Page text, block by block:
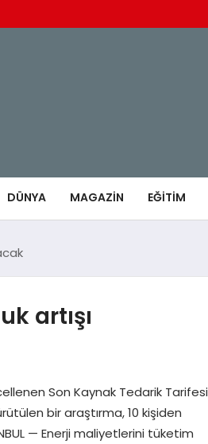
DÜNYA MAGAZIN EĞITIM
artışı
Son Kaynak Tedarik Tarifesi
bir araştırma, 10 kişiden
— Enerji maliyetlerini tüketim